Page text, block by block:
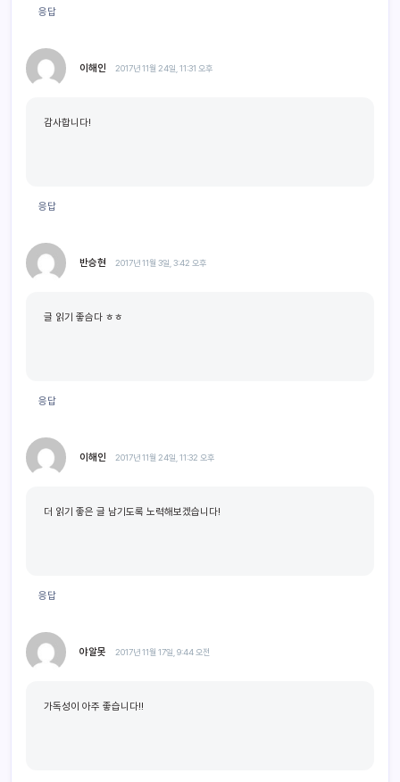
응답
이해인 2017년 11월 24일, 11:31 오후
감사합니다!
응답
반승현 2017년 11월 3일, 3:42 오후
글 읽기 좋슴다 ㅎㅎ
응답
이해인 2017년 11월 24일, 11:32 오후
더 읽기 좋은 글 남기도록 노력해보겠습니다!
응답
야알못 2017년 11월 17일, 9:44 오전
가독성이 아주 좋습니다!!